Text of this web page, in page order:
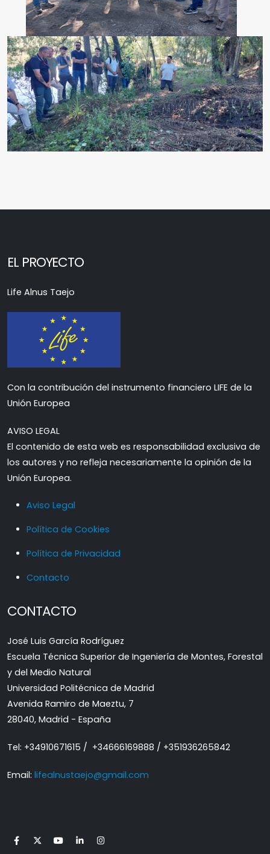
EL PROYECTO
Life Alnus Taejo
Con la contribución del instrumento financiero LIFE de la
Unión Europea
AVISO LEGAL
El contenido de esta web es responsabilidad exclusiva de
los autores y no refleja necesariamente la opinión de la
Unión Europea.
Aviso Legal
Política de Cookies
Política de Privacidad
Contacto
CONTACTO
José Luis García Rodríguez
Escuela Técnica Superior de Ingeniería de Montes, Forestal
y del Medio Natural
Universidad Politécnica de Madrid
Avenida Ramiro de Maeztu, 7
28040, Madrid - España
Tel: +34910671615 / +34666169888 / +351936265842
Email: lifealnustaejo@gmail.com